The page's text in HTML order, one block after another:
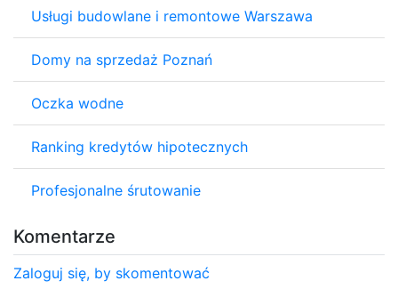
Usługi budowlane i remontowe Warszawa
Domy na sprzedaż Poznań
Oczka wodne
Ranking kredytów hipotecznych
Profesjonalne śrutowanie
Komentarze
Zaloguj się, by skomentować